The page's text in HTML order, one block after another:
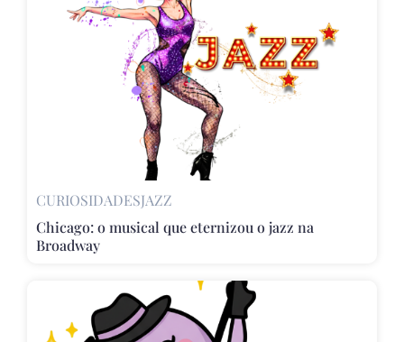
CURIOSIDADESJAZZ
Chicago: o musical que eternizou o jazz na
Broadway